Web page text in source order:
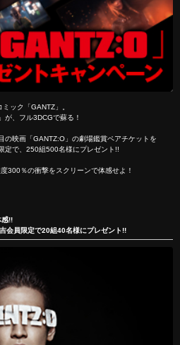
ック「GANTZ」。
が、フル3DCGで蘇る！
の映画「GANTZ:O」の劇場鑑賞ペアチケットを
定で、250組500名様にプレゼント!!
300％の衝撃をスクリーンで体感せよ！
感!!
会員限定で20組40名様にプレゼント!!